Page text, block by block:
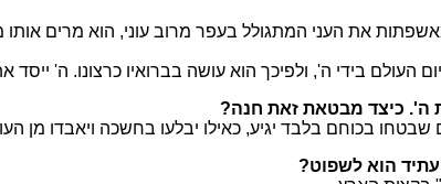
את העני המתגולל בעפר מרוב עוני, הוא מרים
העולם בידי ה', ולפיכך הוא עושה בברואיו כרצונו. ה'
ה'. כיצד מבטאת זאת חנה?
בכוחם בלבד יגיע, כאילו יבלעו בחשכה ויאבדו מן
הוא לשפוט?